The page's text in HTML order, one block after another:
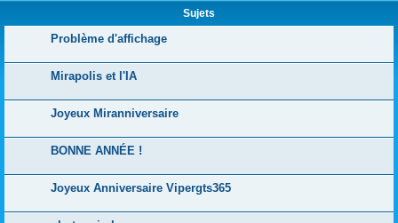
Sujets
Problème d'affichage
Mirapolis et l'IA
Joyeux Miranniversaire
BONNE ANNÉE !
Joyeux Anniversaire Vipergts365